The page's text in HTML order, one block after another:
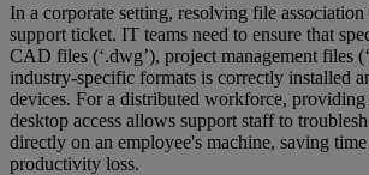
In a corporate setting, resolving file association
support ticket. IT teams need to ensure that
CAD files (‘.dwg’), project management files
industry-specific formats is correctly installed
devices. For a distributed workforce, providing
desktop access allows support staff to
directly on an employee's machine, saving
productivity loss.